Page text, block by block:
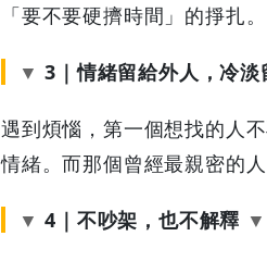
「要不要硬擠時間」的掙扎。
3｜情緒留給外人，冷淡
遇到煩惱，第一個想找的人
情緒。而那個曾經最親密的
4｜不吵架，也不解釋